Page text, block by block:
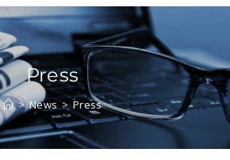
Press
> News > Press